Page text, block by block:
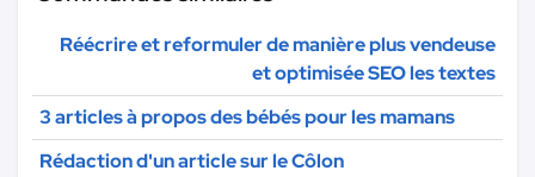
Réécrire et reformuler de manière plus vendeuse
et optimisée SEO les textes
3 articles à propos des bébés pour les mamans
Rédaction d'un article sur le Côlon